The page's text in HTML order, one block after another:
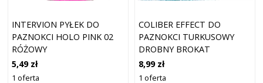
INTERVION PYŁEK DO
PAZNOKCI HOLO PINK 02
RÓŻOWY
5,49 zł
1 oferta
COLIBER EFFECT DO
PAZNOKCI TURKUSOWY
DROBNY BROKAT
8,99 zł
1 oferta